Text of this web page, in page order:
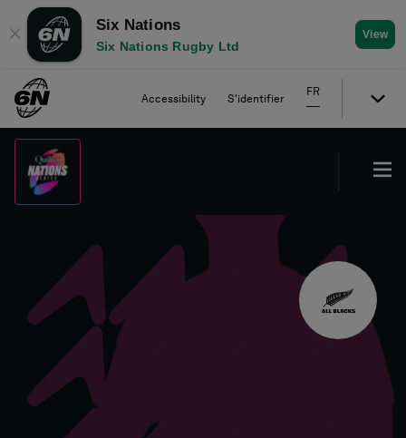
✕
Six Nations
Six Nations Rugby Ltd
View
Accessibility S'identifier
FR